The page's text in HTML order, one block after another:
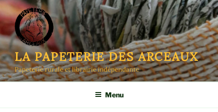
Aller
au
contenu
principal
LA PAPETERIE DES ARCEAUX
Papeterie rurale et librairie indépendante
Menu